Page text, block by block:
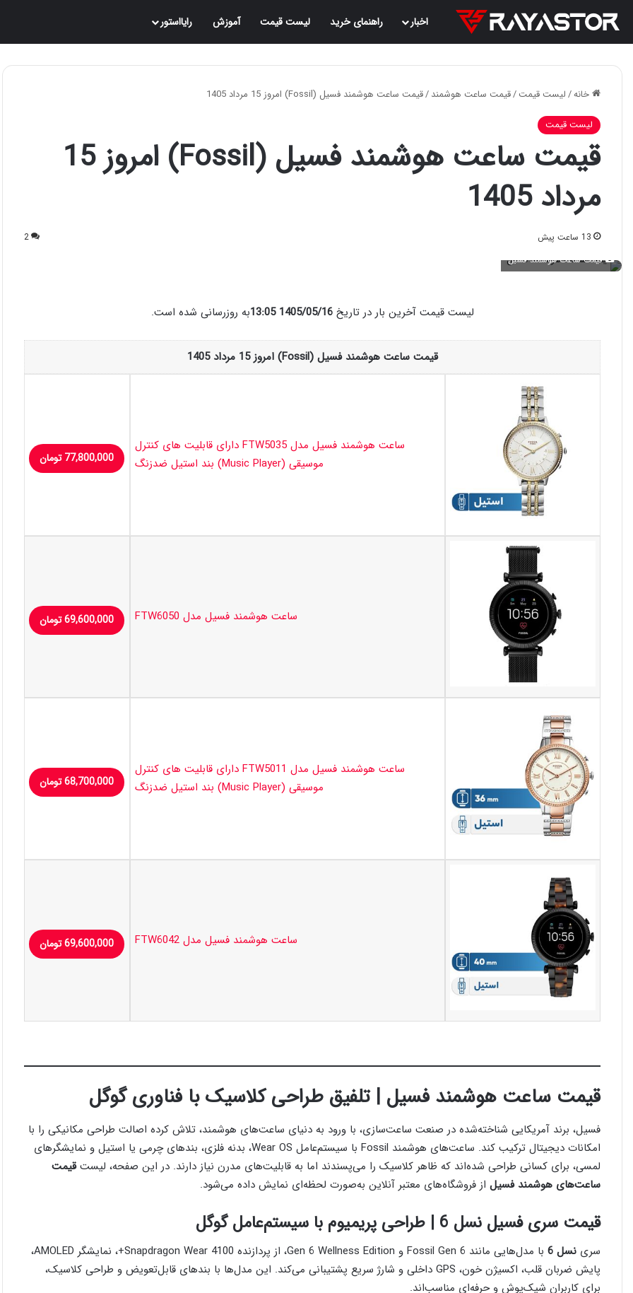
اخبار راهنمای خرید لیست قیمت آموزش رایااستور
خانه/لیست قیمت/قیمت ساعت هوشمند/قیمت ساعت هوشمند فسیل (Fossil) امروز 15 مرداد 1405
لیست قیمت
قیمت ساعت هوشمند فسیل (Fossil) امروز 15
مرداد 1405
13 ساعت پیش 2
قیمت ساعت هوشمند فسیل
لیست قیمت آخرین بار در تاریخ1405/05/16 13:05 به روزرسانی شده است.
قیمت ساعت هوشمند فسیل (Fossil) امروز 15 مرداد 1405
ساعت هوشمند فسیل مدل FTW5035 دارای قابلیت های کنترل
موسیقی (Music Player) بند استیل ضدزنگ
77,800,000 تومان
ساعت هوشمند فسیل مدل FTW6050 69,600,000تومان
ساعت هوشمند فسیل مدل FTW5011 دارای قابلیت های کنترل
موسیقی (Music Player) بند استیل ضدزنگ
68,700,000تومان
ساعت هوشمند فسیل مدل FTW6042 69,600,000تومان
قیمت ساعت هوشمند فسیل | تلفیق طراحی کلاسیک با فناوری گوگل
فسیل، برند آمریکایی شناخته‌شده در صنعت ساعت‌سازی، با ورود به دنیای ساعت‌های هوشمند، تلاش کرده اصالت طراحی مکانیکی را با
امکانات دیجیتال ترکیب کند. ساعت‌های هوشمند Fossil با سیستم‌عامل Wear OS، بدنه فلزی، بندهای چرمی یا استیل و نمایشگرهای
لمسی، برای کسانی طراحی شده‌اند که ظاهر کلاسیک را می‌پسندند اما به قابلیت‌های مدرن نیاز دارند. در این صفحه، لیستقیمت
ساعت‌های هوشمند فسیل از فروشگاه‌های معتبر آنلاین به‌صورت لحظه‌ای نمایش داده می‌شود.
قیمت سری فسیل نسل 6 | طراحی پریمیوم با سیستم‌عامل گوگل
سری نسل 6
با مدل‌هایی مانند Fossil Gen 6 و Gen 6 Wellness Edition، از پردازنده Snapdragon Wear 4100+، نمایشگر AMOLED،
پایش ضربان قلب، اکسیژن خون، GPS داخلی و شارژ سریع پشتیبانی می‌کند. این مدل‌ها با بندهای قابل‌تعویض و طراحی کلاسیک،
برای کاربران شیک‌پوش و حرفه‌ای مناسب‌اند.